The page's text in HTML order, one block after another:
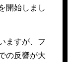
開始しまし
ますが、フ
の反響が大